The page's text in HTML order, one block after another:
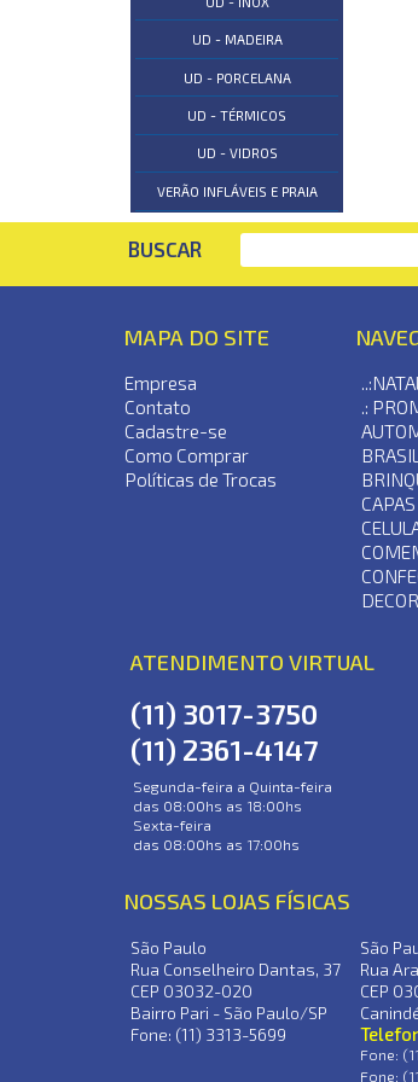
UD - MADEIRA
UD - PORCELANA
UD - TÉRMICOS
UD - VIDROS
VERÃO INFLÁVEIS E PRAIA
BUSCAR
MAPA DO SITE
Empresa
Contato
Cadastre-se
Como Comprar
Políticas de Trocas
.:
BRASIL
ATENDIMENTO VIRTUAL
(11) 3017-3750
(11) 2361-4147
Segunda-feira a Quinta-feira
das 08:00hs as 18:00hs
Sexta-feira
das 08:00hs as 17:00hs
NOSSAS LOJAS FÍSICAS
São Paulo
Rua Conselheiro Dantas, 37
CEP 03032-020
Bairro Pari - São Paulo/SP
Fone: (11) 3313-5699
São
Rua
CEP
Fone:
Fone: